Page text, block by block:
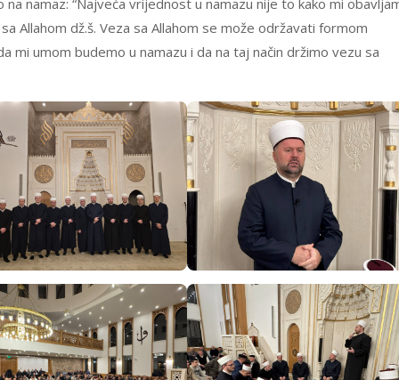
namaz: “Najveća vrijednost u namazu nije to kako mi
Allahom dž.š. Veza sa Allahom se može održavati formom
mi umom budemo u namazu i da na taj način držimo vezu sa